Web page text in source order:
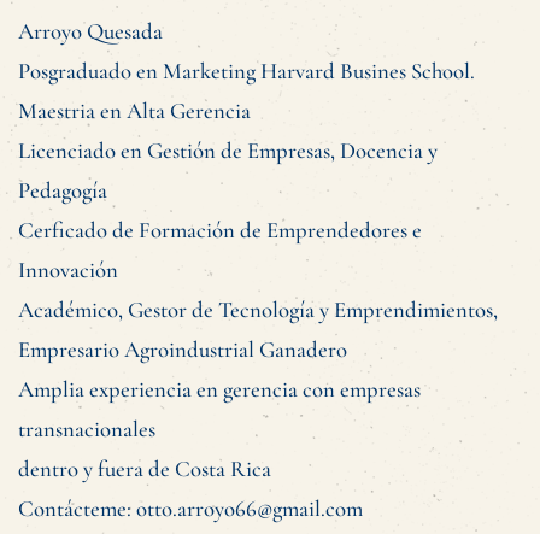
Arroyo Quesada
Posgraduado en Marketing Harvard Busines School.
Maestria en Alta Gerencia
Licenciado en Gestión de Empresas, Docencia y
Pedagogía
Cerficado de Formación de Emprendedores e
Innovación
Académico, Gestor de Tecnología y Emprendimientos,
Empresario Agroindustrial Ganadero
Amplia experiencia en gerencia con empresas
transnacionales
dentro y fuera de Costa Rica
Contácteme: otto.arroyo66@gmail.com